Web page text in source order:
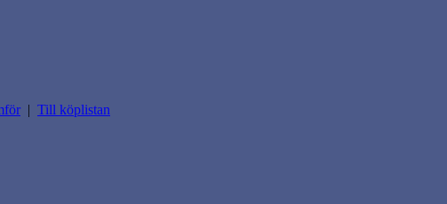
| Till köplistan